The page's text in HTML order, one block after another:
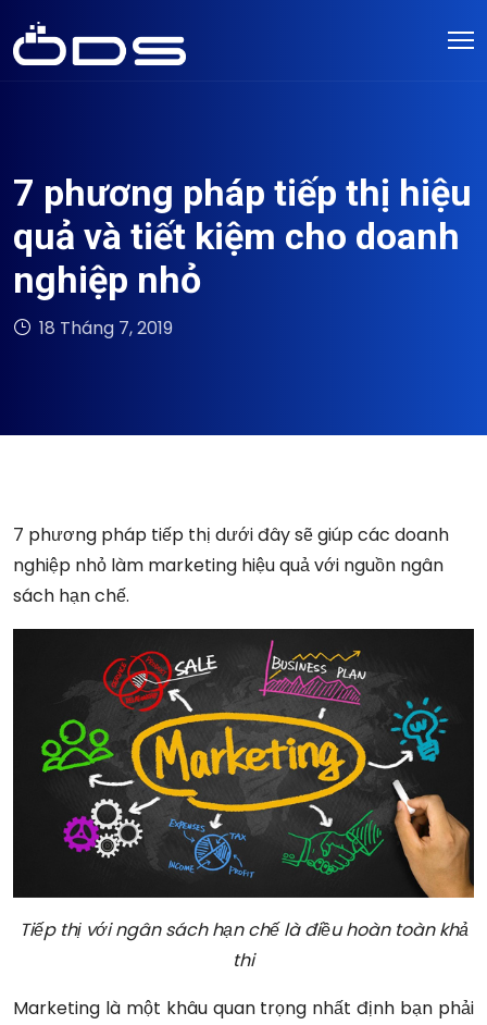
7 phương pháp tiếp thị hiệu
quả và tiết kiệm cho doanh
nghiệp nhỏ
18 Tháng 7, 2019
7 phương pháp tiếp thị dưới đây sẽ giúp các doanh
nghiệp nhỏ làm marketing hiệu quả với nguồn ngân
sách hạn chế.
Tiếp thị với ngân sách hạn chế là điều hoàn toàn khả
thi
Marketing là một khâu quan trọng nhất định bạn phải